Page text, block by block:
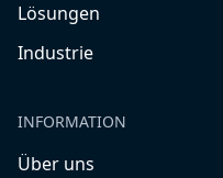
Lösungen
Industrie
INFORMATION
Über uns